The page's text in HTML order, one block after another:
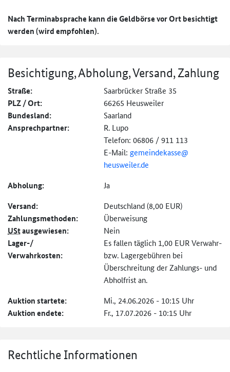
Nach Terminabsprache kann die Geldbörse vor Ort besichtigt
werden (wird empfohlen).
Besichtigung, Abholung, Versand, Zahlung
Straße: Saarbrücker Straße 35
PLZ / Ort: 66265 Heusweiler
Bundesland: Saarland
Ansprechpartner:
R. Lupo
Telefon: 06806 / 911 113
E-Mail: gemeindekasse@
heusweiler.de
Abholung: Ja
Versand: Deutschland (8,00 EUR)
Zahlungs­methoden: Überweisung
UStausgewiesen: Nein
Lager-/
Verwahrkosten:
Es fallen täglich 1,00 EUR Verwahr-
bzw. Lagergebühren bei
Überschreitung der Zahlungs- und
Abholfrist an.
Auktion startete: Mi., 24.06.2026 - 10:15 Uhr
Auktion endete: Fr., 17.07.2026 - 10:15 Uhr
Rechtliche Informationen